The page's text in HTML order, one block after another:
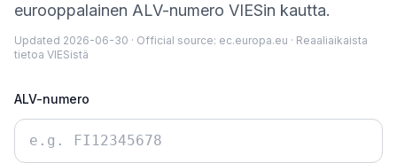
eurooppalainen ALV-numero VIESin kautta.
Updated 2026-06-30 · Official source: ec.europa.eu · Reaaliaikaista
tietoa VIESistä
ALV-numero